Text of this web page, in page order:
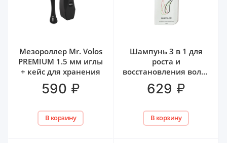
Мезороллер Mr. Volos
PREMIUM 1.5 мм иглы
+ кейс для хранения
590 ₽
В корзину
Шампунь 3 в 1 для
роста и
восстановления волос
Mr. Volos, 250 мл
629 ₽
В корзину